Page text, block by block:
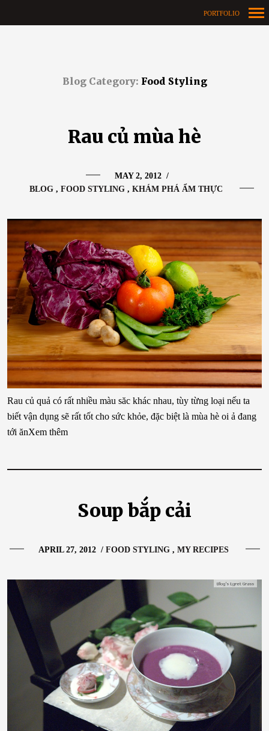
PORTFOLIO
Blog Category: Food Styling
Rau củ mùa hè
MAY 2, 2012 /
BLOG
FOOD STYLING KHÁM PHÁ ẨM THỰC
Rau củ quả có rất nhiều màu săc khác nhau, tùy từng loại nếu ta
biết vận dụng sẽ rất tốt cho sức khỏe, đặc biệt là mùa hè oi ả đang
tới ănXem thêm
Soup bắp cải
APRIL 27, 2012/ FOOD STYLING MY RECIPES